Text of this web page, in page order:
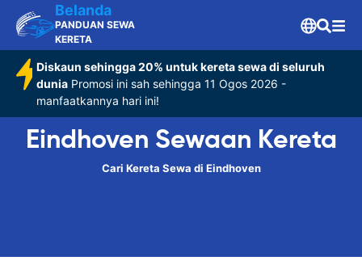
Belanda
PANDUAN SEWA
KERETA
Diskaun sehingga 20% untuk kereta sewa di seluruh
dunia Promosi ini sah sehingga 11 Ogos 2026 -
manfaatkannya hari ini!
Eindhoven Sewaan Kereta
Cari Kereta Sewa di Eindhoven